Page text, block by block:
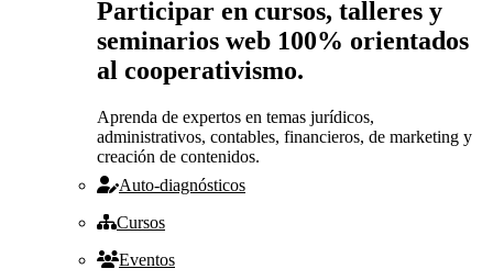
Participar en cursos, talleres y
seminarios web 100% orientados
al cooperativismo.
Aprenda de expertos en temas jurídicos,
administrativos, contables, financieros, de marketing y
creación de contenidos.
Auto-diagnósticos
Cursos
Eventos